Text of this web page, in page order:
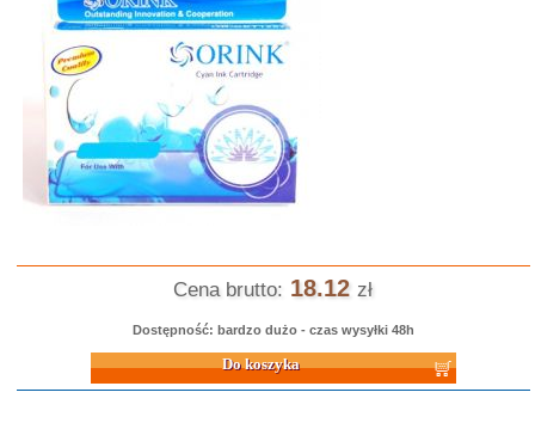
Cena brutto: 18.12 zł
Dostępność: bardzo dużo - czas wysyłki 48h
Do koszyka